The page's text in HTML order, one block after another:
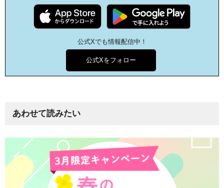
公式Xでも情報配信中！
公式Xをフォロー
あわせて読みたい